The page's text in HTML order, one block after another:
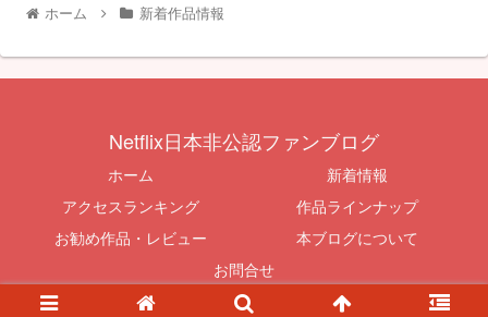
ホーム 新着作品情報
Netflix日本非公認ファンブログ
ホーム
新着情報
アクセスランキング
作品ラインナップ
お勧め作品・レビュー
本ブログについて
お問合せ
© 2015-2026 Netflix日本非公認ファンブログ.